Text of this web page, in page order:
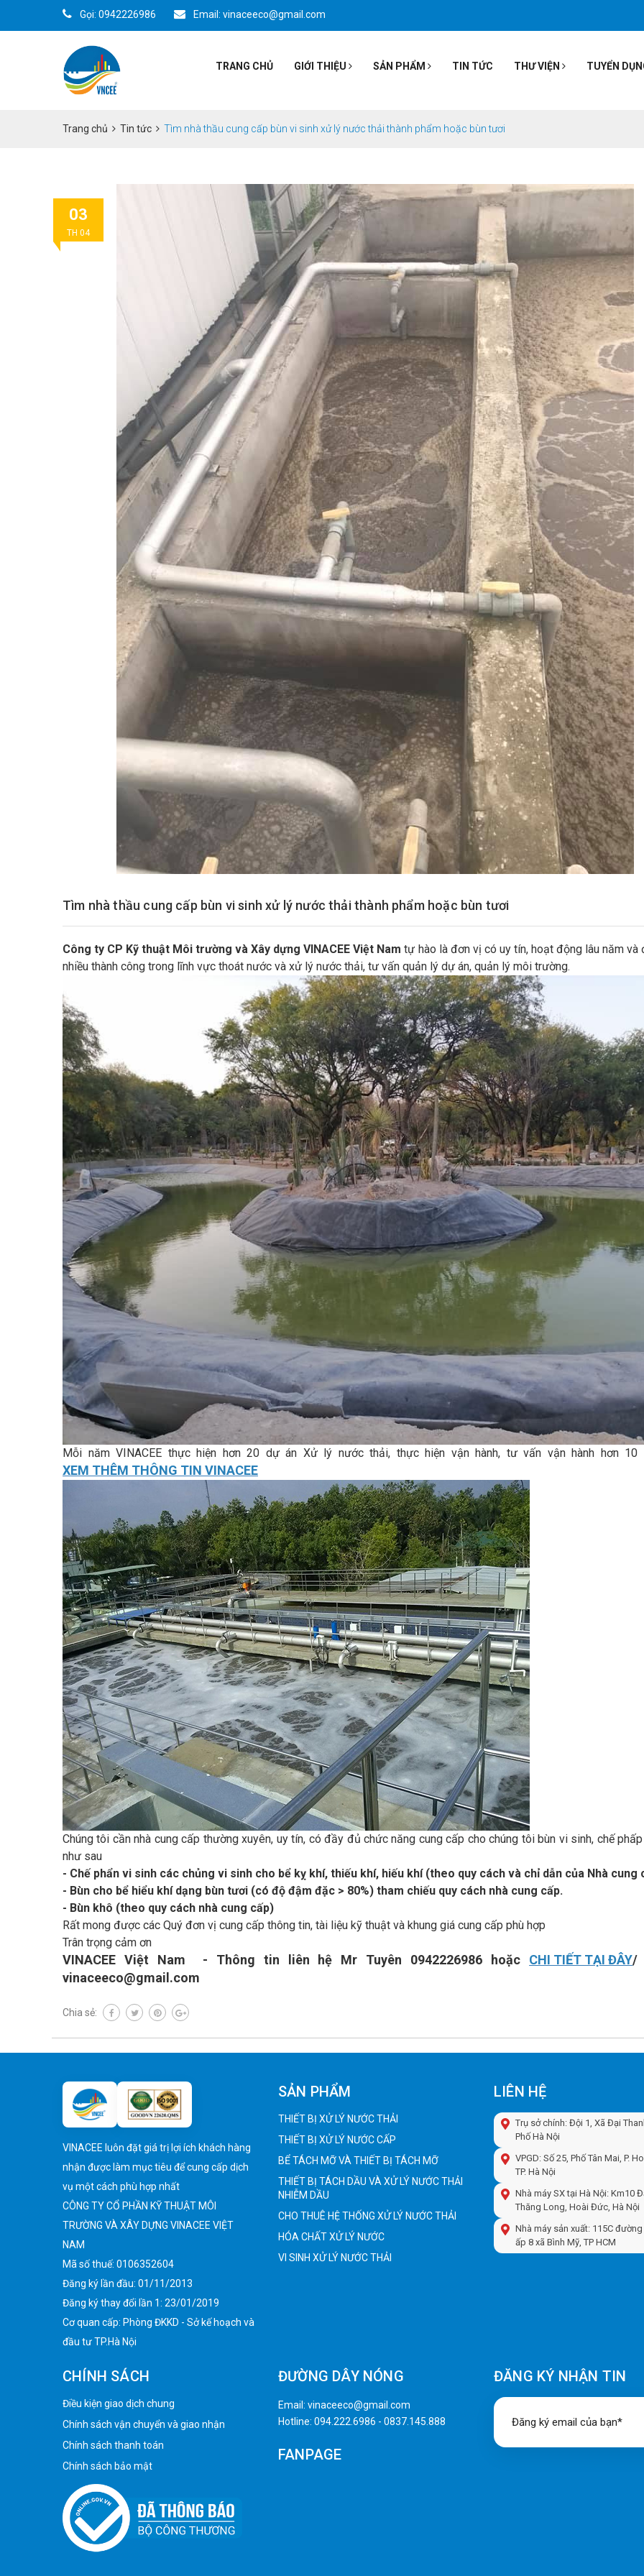
Gọi: 0942226986 Email: vinaceeco@gmail.com
TRANG CHỦ GIỚI THIỆU SẢN PHẨM TIN TỨC THƯ VIỆN TUYỂN
Trang chủ Tin tức Tìm nhà thầu cung cấp bùn vi sinh xử lý nước thải thành phẩm hoặc bùn tươi
03
TH 04
Tìm nhà thầu cung cấp bùn vi sinh xử lý nước thải thành phẩm hoặc bùn tươi
Công ty CP Kỹ thuật Môi trường và Xây dựng VINACEE Việt Nam tự hào là đơn vị có uy tín, hoạt động lâu năm
nhiều thành công trong lĩnh vực thoát nước và xử lý nước thải, tư vấn quản lý dự án, quản lý môi trường.
Mỗi năm VINACEE thực hiện hơn 20 dự án Xử lý nước thải, thực hiện vận hành, tư vấn vận hành hơn 10
XEM THÊM THÔNG TIN VINACEE
Chúng tôi cần nhà cung cấp thường xuyên, uy tín, có đầy đủ chức năng cung cấp cho chúng tôi bùn vi sinh, chế
như sau
- Chế phẩn vi sinh các chủng vi sinh cho bể kỵ khí, thiếu khí, hiếu khí (theo quy cách và chỉ dẫn của Nhà cung
- Bùn cho bể hiểu khí dạng bùn tươi (có độ đậm đặc > 80%) tham chiếu quy cách nhà cung cấp.
- Bùn khô (theo quy cách nhà cung cấp)
Rất mong được các Quý đơn vị cung cấp thông tin, tài liệu kỹ thuật và khung giá cung cấp phù hợp
Trân trọng cảm ơn
VINACEE Việt Nam - Thông tin liên hệ Mr Tuyên 0942226986 hoặc CHI TIẾT TẠI ĐÂY/
vinaceeco@gmail.com
Chia sẻ:
VINACEE luôn đặt giá trị lợi ích khách hàng
nhận được làm mục tiêu để cung cấp dịch
vụ một cách phù hợp nhất
CÔNG TY CỔ PHẦN KỸ THUẬT MÔI
TRƯỜNG VÀ XÂY DỰNG VINACEE VIỆT
NAM
Mã số thuế: 0106352604
Đăng ký lần đầu: 01/11/2013
Đăng ký thay đổi lần 1: 23/01/2019
Cơ quan cấp: Phòng ĐKKD - Sở kế hoạch và
đầu tư TP.Hà Nội
SẢN PHẨM
THIẾT BỊ XỬ LÝ NƯỚC THẢI
THIẾT BỊ XỬ LÝ NƯỚC CẤP
BỂ TÁCH MỠ VÀ THIẾT BỊ TÁCH MỠ
THIẾT BỊ TÁCH DẦU VÀ XỬ LÝ NƯỚC THẢI
NHIỄM DẦU
CHO THUÊ HỆ THỐNG XỬ LÝ NƯỚC THẢI
HÓA CHẤT XỬ LÝ NƯỚC
VI SINH XỬ LÝ NƯỚC THẢI
LIÊN HỆ
Trụ sở chính: Đội 1, Xã Đại
Phố Hà Nội
VPGD: Số 25, Phố Tân Mai, P.
TP. Hà Nội
Nhà máy SX tại Hà Nội: Km10
Thăng Long, Hoài Đức, Hà Nội
Nhà máy sản xuất: 115C đường
ấp 8 xã Bình Mỹ, TP HCM
CHÍNH SÁCH
Điều kiện giao dịch chung
Chính sách vận chuyển và giao nhận
Chính sách thanh toán
Chính sách bảo mật
ĐƯỜNG DÂY NÓNG
Email: vinaceeco@gmail.com
Hotline: 094.222.6986 - 0837.145.888
FANPAGE
ĐĂNG KÝ NHẬN TIN